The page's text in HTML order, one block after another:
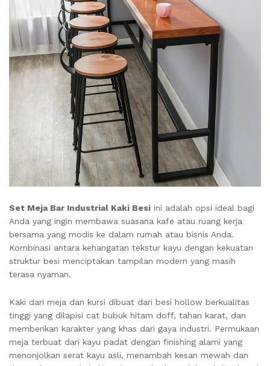
Set Meja Bar Industrial Kaki Besi ini adalah opsi ideal bagi
Anda yang ingin membawa suasana kafe atau ruang kerja
bersama yang modis ke dalam rumah atau bisnis Anda.
Kombinasi antara kehangatan tekstur kayu dengan kekuatan
struktur besi menciptakan tampilan modern yang masih
terasa nyaman.
Kaki dari meja dan kursi dibuat dari besi hollow berkualitas
tinggi yang dilapisi cat bubuk hitam doff, tahan karat, dan
memberikan karakter yang khas dari gaya industri. Permukaan
meja terbuat dari kayu padat dengan finishing alami yang
menonjolkan serat kayu asli, menambah kesan mewah dan